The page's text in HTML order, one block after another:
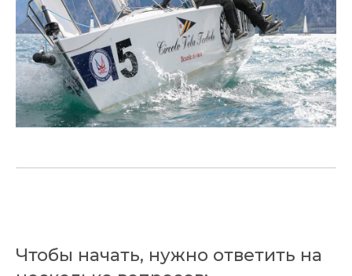
Чтобы начать, нужно ответить на